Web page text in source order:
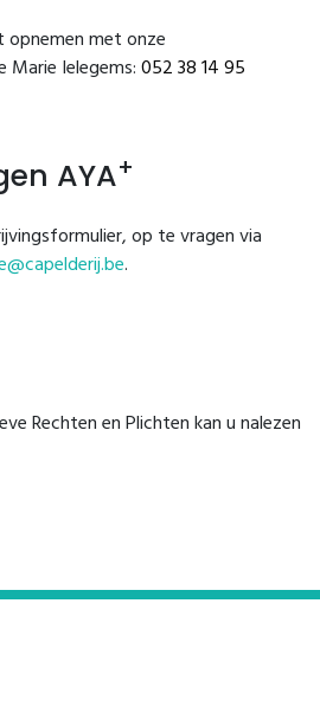
met onze
Ielegems:052 38 14 95
AYA+
op te vragen via
.
Rechten en Plichten kan u nalezen